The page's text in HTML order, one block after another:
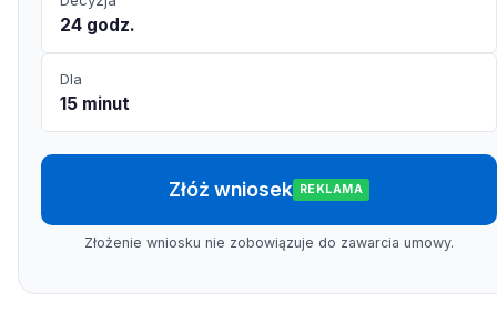
24 godz.
Dla
15 minut
Złóż wniosek REKLAMA
Złożenie wniosku nie zobowiązuje do zawarcia umowy.